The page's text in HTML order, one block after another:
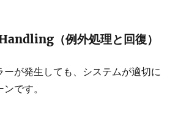
（例外処理と回復）
ーが発生しても、システムが適切に
です。